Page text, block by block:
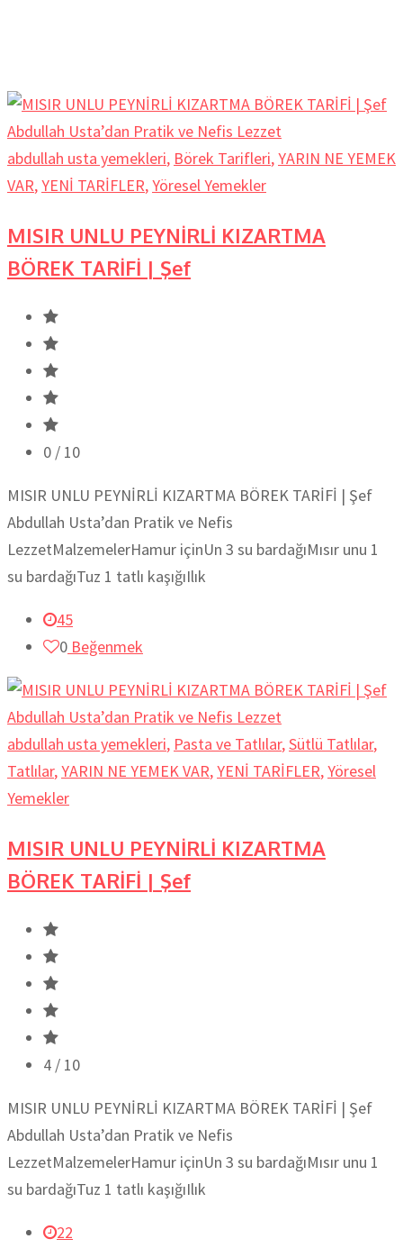
abdullah usta yemekleri, Börek Tarifleri,YARIN NE YEMEK
VAR,YENİ TARİFLER,Yöresel Yemekler
MISIR UNLU PEYNİRLİ KIZARTMA
BÖREK TARİFİ | Şef
0 / 10
MISIR UNLU PEYNİRLİ KIZARTMA BÖREK TARİFİ | Şef
Abdullah Usta’dan Pratik ve Nefis
LezzetMalzemelerHamur içinUn 3 su bardağıMısır unu 1
su bardağıTuz 1 tatlı kaşığıIlık
45
0 Beğenmek
abdullah usta yemekleri, Pasta ve Tatlılar,Sütlü Tatlılar,
Tatlılar,YARIN NE YEMEK VAR,YENİ TARİFLER,Yöresel
Yemekler
MISIR UNLU PEYNİRLİ KIZARTMA
BÖREK TARİFİ | Şef
4 / 10
MISIR UNLU PEYNİRLİ KIZARTMA BÖREK TARİFİ | Şef
Abdullah Usta’dan Pratik ve Nefis
LezzetMalzemelerHamur içinUn 3 su bardağıMısır unu 1
su bardağıTuz 1 tatlı kaşığıIlık
22